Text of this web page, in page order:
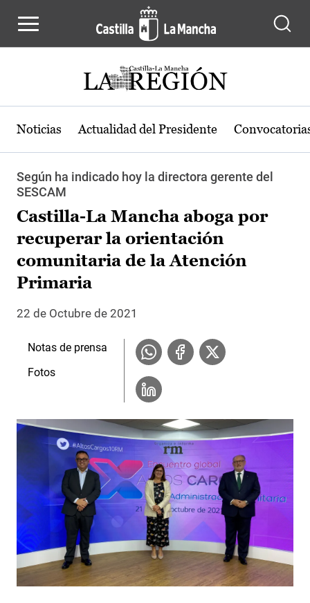
Noticias Actualidad del Presidente
Según ha indicado hoy la directora gerente del
SESCAM
Castilla-La Mancha aboga por
recuperar la orientación
comunitaria de la Atención
Primaria
22 de Octubre de 2021
Notas de prensa
Fotos